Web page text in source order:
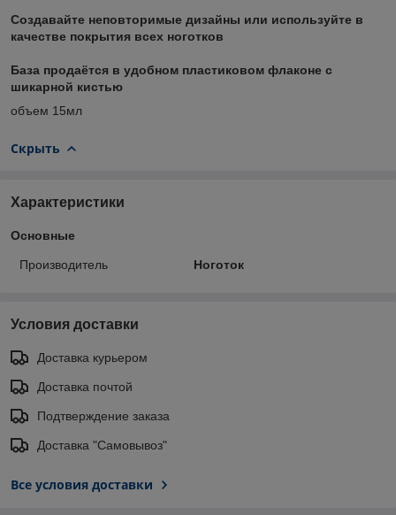
Создавайте неповторимые дизайны или используйте в
качестве покрытия всех ноготков
База продаётся в удобном пластиковом флаконе с
шикарной кистью
объем 15мл
Скрыть
Характеристики
Основные
Производитель Ноготок
Условия доставки
Доставка курьером
Доставка почтой
Подтверждение заказа
Доставка "Самовывоз"
Все условия доставки